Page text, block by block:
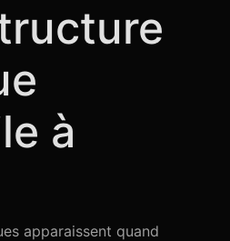
à
apparaissent quand